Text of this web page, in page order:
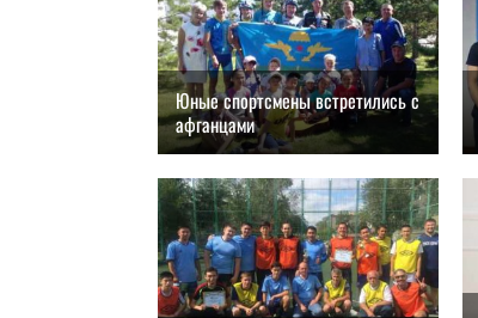
Юные спортсмены встретились с
афганцами
28.08.2018, 12:00